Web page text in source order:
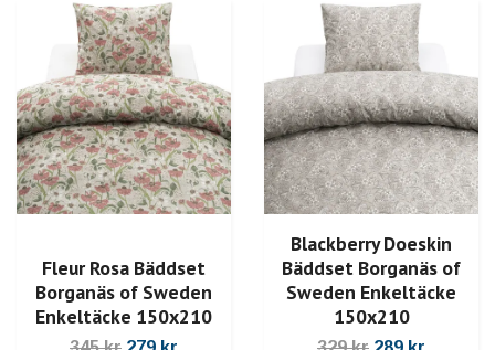
Fleur Rosa Bäddset
Borganäs of Sweden
Enkeltäcke 150x210
Blackberry Doeskin
Bäddset Borganäs of
Sweden Enkeltäcke
150x210